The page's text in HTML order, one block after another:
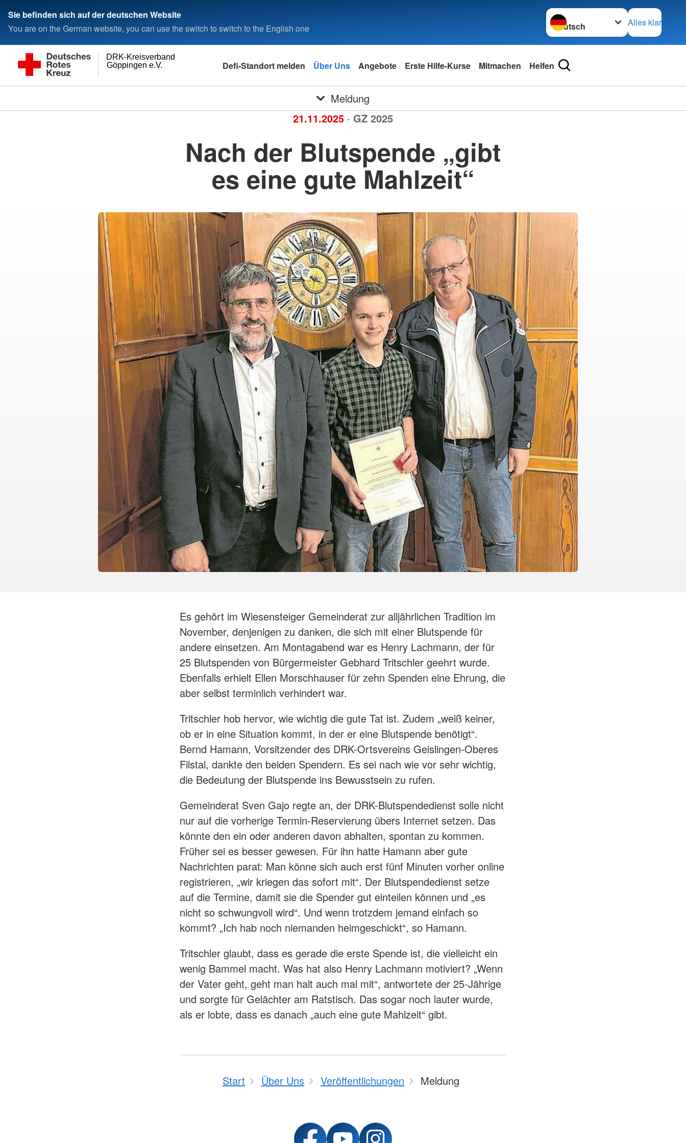
Sie befinden sich auf der deutschen Website
You are on the German website, you can use the switch to switch to the English one
Sprache wechseln zu
Alles klar
Göppingen e.V.
DRK-Kreisverband
Defi-Standort melden Über Uns Angebote Erste Hilfe-Kurse Mitmachen Helfen
Meldung
21.11.2025 · GZ 2025
Nach der Blutspende „gibt
es eine gute Mahlzeit“
Es gehört im Wiesensteiger Gemeinderat zur alljährlichen Tradition im
November, denjenigen zu danken, die sich mit einer Blutspende für
andere einsetzen. Am Montagabend war es Henry Lachmann, der für
25 Blutspenden von Bürgermeister Gebhard Tritschler geehrt wurde.
Ebenfalls erhielt Ellen Morschhauser für zehn Spenden eine Ehrung, die
aber selbst terminlich verhindert war.
Tritschler hob hervor, wie wichtig die gute Tat ist. Zudem „weiß keiner,
ob er in eine Situation kommt, in der er eine Blutspende benötigt“.
Bernd Hamann, Vorsitzender des DRK-Ortsvereins Geislingen-Oberes
Filstal, dankte den beiden Spendern. Es sei nach wie vor sehr wichtig,
die Bedeutung der Blutspende ins Bewusstsein zu rufen.
Gemeinderat Sven Gajo regte an, der DRK-Blutspendedienst solle nicht
nur auf die vorherige Termin-Reservierung übers Internet setzen. Das
könnte den ein oder anderen davon abhalten, spontan zu kommen.
Früher sei es besser gewesen. Für ihn hatte Hamann aber gute
Nachrichten parat: Man könne sich auch erst fünf Minuten vorher online
registrieren, „wir kriegen das sofort mit“. Der Blutspendedienst setze
auf die Termine, damit sie die Spender gut einteilen können und „es
nicht so schwungvoll wird“. Und wenn trotzdem jemand einfach so
kommt? „Ich hab noch niemanden heimgeschickt“, so Hamann.
Tritschler glaubt, dass es gerade die erste Spende ist, die vielleicht ein
wenig Bammel macht. Was hat also Henry Lachmann motiviert? „Wenn
der Vater geht, geht man halt auch mal mit“, antwortete der 25-Jährige
und sorgte für Gelächter am Ratstisch. Das sogar noch lauter wurde,
als er lobte, dass es danach „auch eine gute Mahlzeit“ gibt.
Start Über Uns Veröffentlichungen Meldung